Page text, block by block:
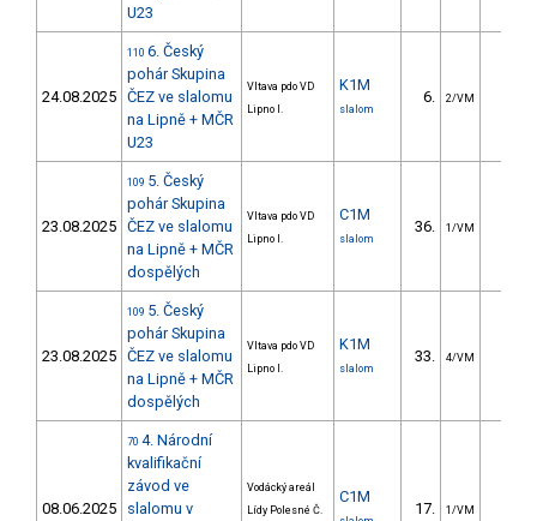
U23
24.08.2025
110 6. Český
pohár Skupina
ČEZ ve slalomu
na Lipně + MČR
U23
Vltava pdo VD
Lipno I.
K1M
slalom
6. 2/VM
23.08.2025
109 5. Český
pohár Skupina
ČEZ ve slalomu
na Lipně + MČR
dospělých
Vltava pdo VD
Lipno I.
C1M
slalom
36. 1/VM
23.08.2025
109 5. Český
pohár Skupina
ČEZ ve slalomu
na Lipně + MČR
dospělých
Vltava pdo VD
Lipno I.
K1M
slalom
33. 4/VM
08.06.2025
70 4. Národní
kvalifikační
závod ve
slalomu v
Vodácký areál
Lídy Polesné Č.
C1M
17. 1/VM